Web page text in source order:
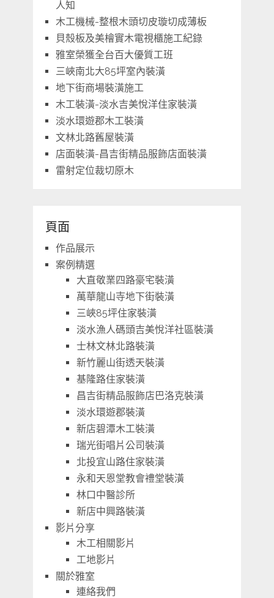
人知
木工機械-整根木頭切皮璇切成薄板
貝殼板及美檜實木電視櫃施工紀錄
雅室榮獲全台百大優質工班
三峽南北大85坪室內裝潢
地下街商場裝潢施工
木工裝潢-淡水吉美悅洋住家裝潢
淡水環遊郡木工裝潢
文林北路舊屋裝潢
店面裝潢-昌吉街精品服飾店面裝潢
雷射定位裁切原木
頁面
作品展示
案例精選
大直敬業四路豪宅裝潢
萬華龍山寺地下街裝潢
三峽85坪住家裝潢
淡水漁人碼頭吉美悅洋社區裝潢
士林文林北路裝潢
新竹麗山街透天裝潢
基隆路住家裝潢
昌吉街精品服飾店巴洛克裝潢
淡水環遊郡裝潢
新店碧潭木工裝潢
瑞光街唱片公司裝潢
北投宜山路住家裝潢
永和天恩堂教會禮堂裝潢
林口中醫診所
新店中興路裝潢
影片分享
木工相關影片
工地影片
關於雅室
連絡我們